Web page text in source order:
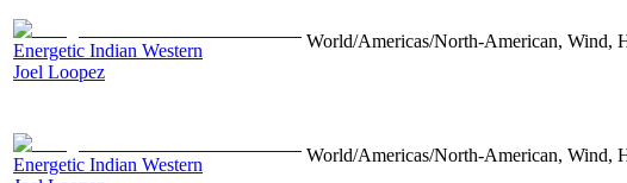
Energetic Indian Western
Joel Loopez
World/Americas/North-American, Wind,
Energetic Indian Western
World/Americas/North-American, Wind,